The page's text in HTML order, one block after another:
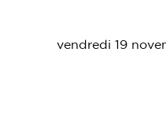
vendredi 19